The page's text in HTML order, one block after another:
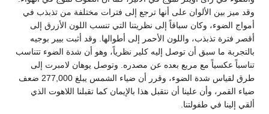
وقد ميز بين الألوان على أنها ترجع إلى فترات مختلفة من تذبذب في
أمواج الضوء، وكان سباقاً إلى نظريتنا التي تنسب اللون الأزرق إلى
أقصر فترة تذبذب، واللون الأحمر إلى أطوالها. وقد أثبت بيير بوجيه
بالتجربة ما سبق أن توصل إليه كلير نظرياً، وهو أن شدة الضوء تتناسب
تناسباً عكسياً مع مربع بعده عن مصدره. وتوصل يوهان لامبرت إلى
طرق لقياس شدة الضوء، وقرر أن ضياء الشمس يبلغ 277,000 ضعف
ضياء القمر، وأن علينا أن نتقبل هذا بالإيمان كما تقبلنا اللاهوت الذي
ألقي إلينا في طفولتنا.